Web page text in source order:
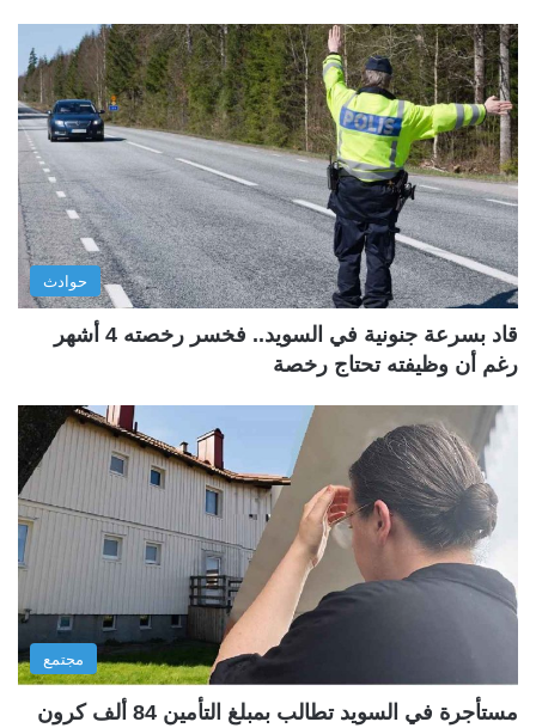
حوادث
قاد بسرعة جنونية في السويد.. فخسر رخصته 4 أشهر
رغم أن وظيفته تحتاج رخصة
مجتمع
مستأجرة في السويد تطالب بمبلغ التأمين 84 ألف كرون